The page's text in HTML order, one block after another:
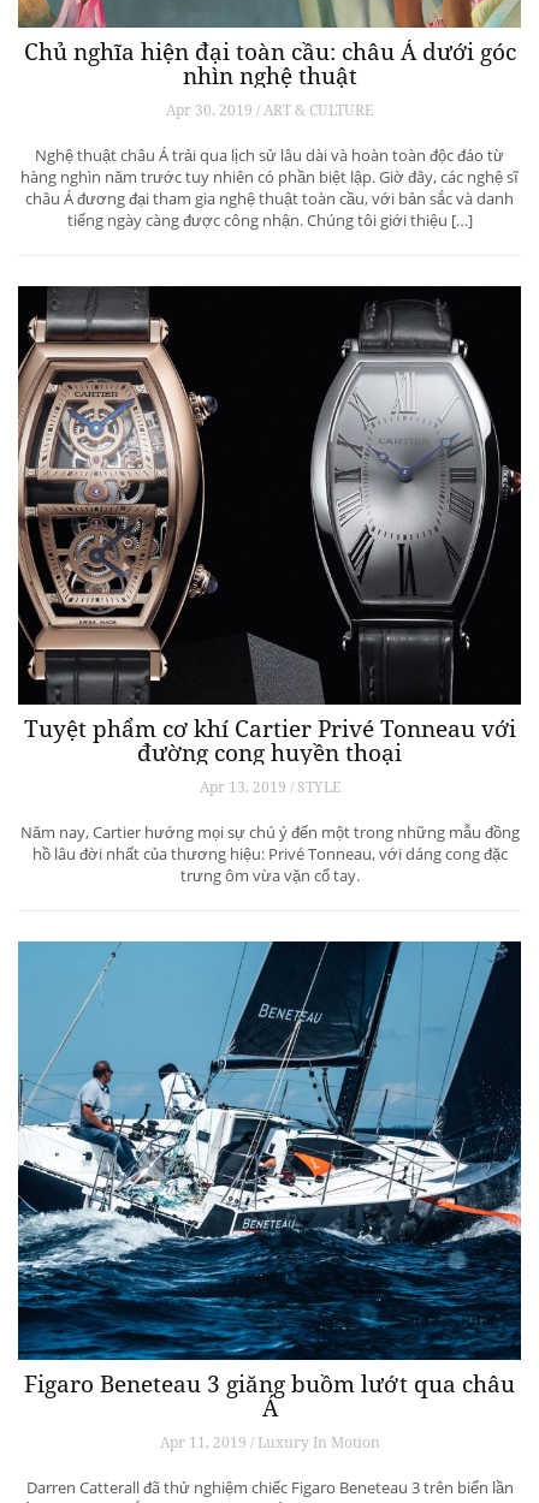
Chủ nghĩa hiện đại toàn cầu: châu Á dưới góc
nhìn nghệ thuật
Apr 30, 2019 / ART & CULTURE
Nghệ thuật châu Á trải qua lịch sử lâu dài và hoàn toàn độc đáo từ
hàng nghìn năm trước tuy nhiên có phần biệt lập. Giờ đây, các nghệ sĩ
châu Á đương đại tham gia nghệ thuật toàn cầu, với bản sắc và danh
tiếng ngày càng được công nhận. Chúng tôi giới thiệu […]
Tuyệt phẩm cơ khí Cartier Privé Tonneau với
đường cong huyền thoại
Apr 13, 2019 / STYLE
Năm nay, Cartier hướng mọi sự chú ý đến một trong những mẫu đồng
hồ lâu đời nhất của thương hiệu: Privé Tonneau, với dáng cong đặc
trưng ôm vừa vặn cổ tay.
Figaro Beneteau 3 giăng buồm lướt qua châu
Á
Apr 11, 2019 / Luxury In Motion
Darren Catterall đã thử nghiệm chiếc Figaro Beneteau 3 trên biển lần